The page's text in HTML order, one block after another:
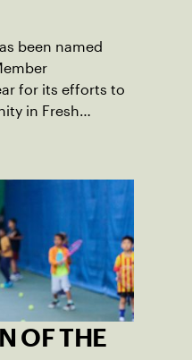
been named
for its efforts to
in Fresh
OF THE